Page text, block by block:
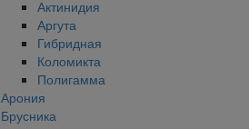
Актинидия
Аргута
Гибридная
Коломикта
Полигамма
Арония
Брусника